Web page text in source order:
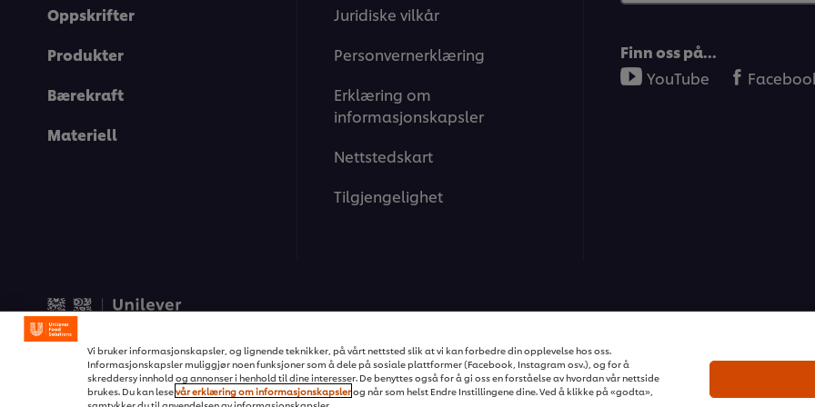
Oppskrifter
Produkter
Bærekraft
Materiell
Juridiske vilkår
Personvernerklæring
Erklæring om
informasjonskapsler
Nettstedskart
Tilgjengelighet
Finn oss på…
YouTube
Vi bruker informasjonskapsler, og lignende teknikker, på vårt nettsted slik at vi kan forbedre din opplevelse hos oss.
Informasjonskapsler muliggjør noen funksjoner som å dele på sosiale plattformer (Facebook, Instagram osv.), og for å
skreddersy innhold og annonser i henhold til dine interesser. De benyttes også for å gi oss en forståelse av hvordan vår nettside
brukes. Du kan lesevår erklæring om informasjonskapslerog når som helst Endre Instillingene dine. Ved å klikke på «godta»,
samtykker du til anvendelsen av informasjonskapsler.